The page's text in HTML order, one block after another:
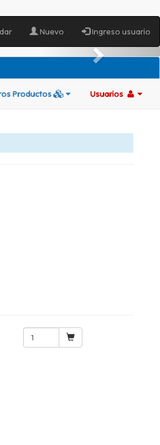
Nuevo Ingreso usuario
Productos Usuarios